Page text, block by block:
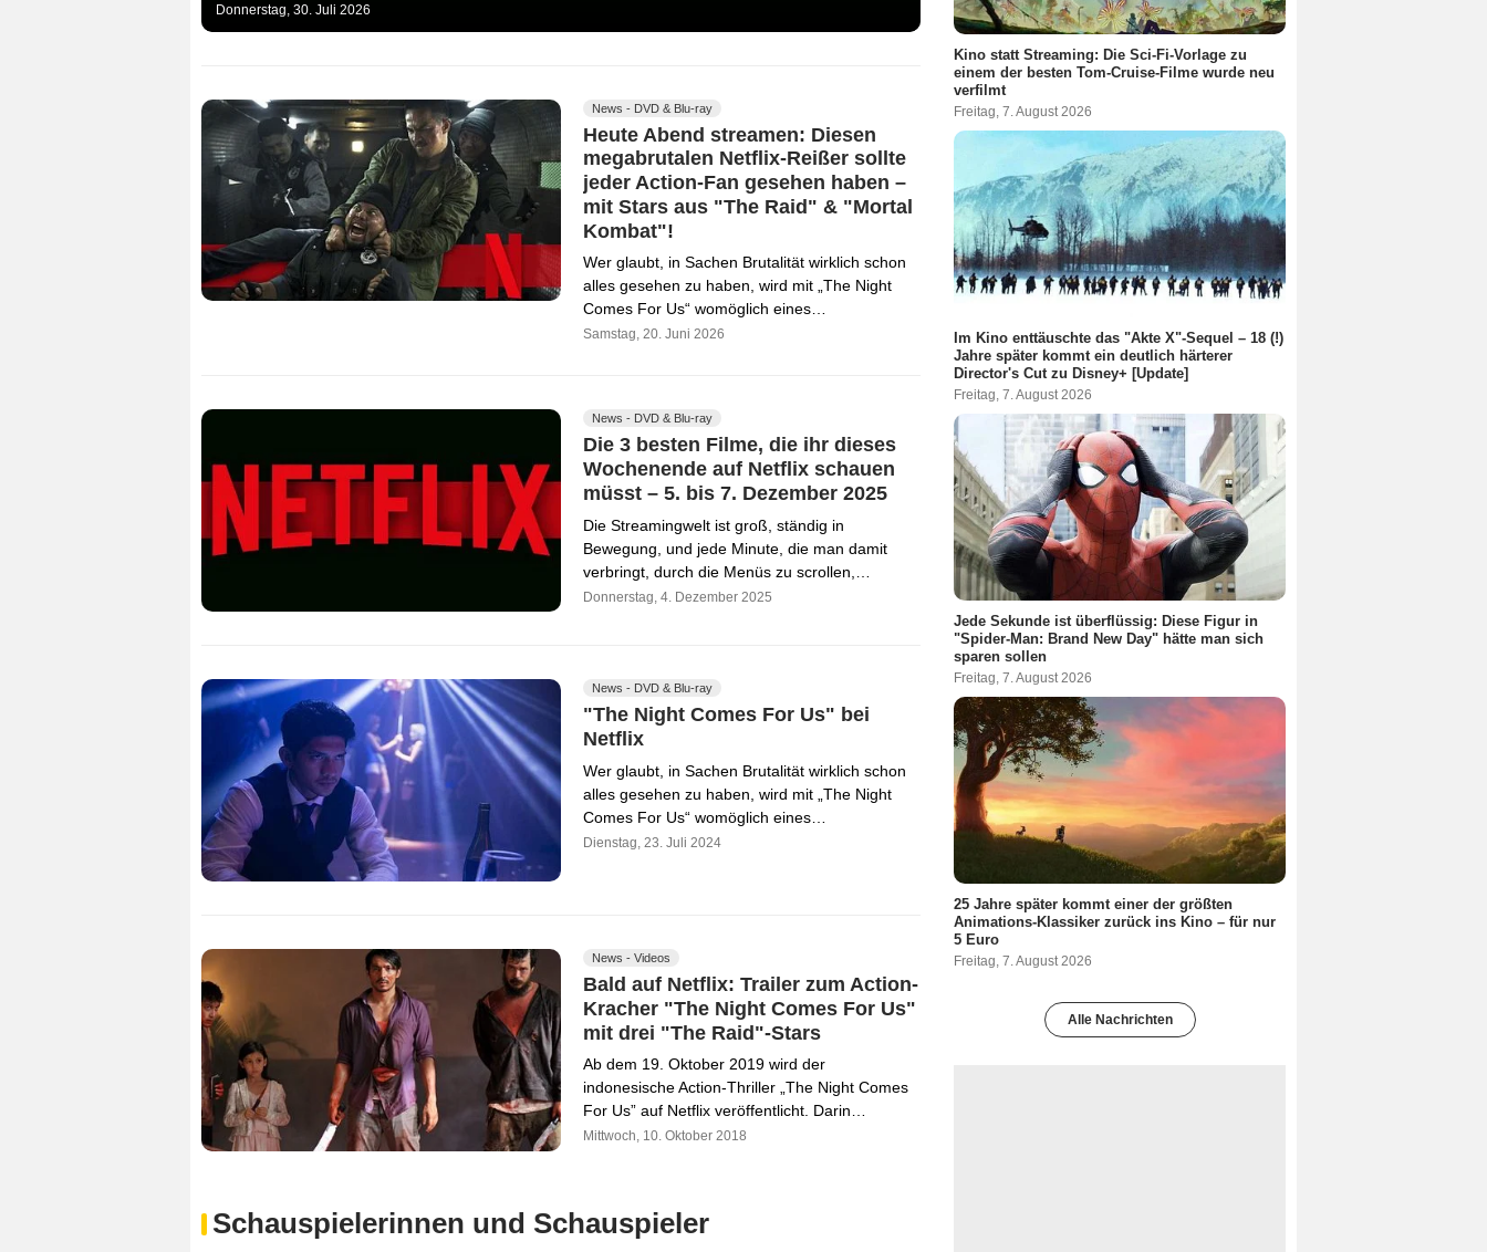
Donnerstag, 30. Juli 2026
News - DVD & Blu-ray
Heute Abend streamen: Diesen
megabrutalen Netflix-Reißer sollte
jeder Action-Fan gesehen haben –
mit Stars aus "The Raid" & "Mortal
Kombat"!
Wer glaubt, in Sachen Brutalität wirklich schon
alles gesehen zu haben, wird mit „The Night
Comes For Us“ womöglich eines…
Samstag, 20. Juni 2026
News - DVD & Blu-ray
Die 3 besten Filme, die ihr dieses
Wochenende auf Netflix schauen
müsst – 5. bis 7. Dezember 2025
Die Streamingwelt ist groß, ständig in
Bewegung, und jede Minute, die man damit
verbringt, durch die Menüs zu scrollen,…
Donnerstag, 4. Dezember 2025
News - DVD & Blu-ray
"The Night Comes For Us" bei
Netflix
Wer glaubt, in Sachen Brutalität wirklich schon
alles gesehen zu haben, wird mit „The Night
Comes For Us“ womöglich eines…
Dienstag, 23. Juli 2024
News - Videos
Bald auf Netflix: Trailer zum Action-
Kracher "The Night Comes For Us"
mit drei "The Raid"-Stars
Ab dem 19. Oktober 2019 wird der
indonesische Action-Thriller „The Night Comes
For Us” auf Netflix veröffentlicht. Darin…
Mittwoch, 10. Oktober 2018
Schauspielerinnen und Schauspieler
Kino statt Streaming: Die Sci-Fi-Vorlage zu
einem der besten Tom-Cruise-Filme wurde neu
verfilmt
Freitag, 7. August 2026
Im Kino enttäuschte das "Akte X"-Sequel – 18 (!)
Jahre später kommt ein deutlich härterer
Director's Cut zu Disney+ [Update]
Freitag, 7. August 2026
Jede Sekunde ist überflüssig: Diese Figur in
"Spider-Man: Brand New Day" hätte man sich
sparen sollen
Freitag, 7. August 2026
25 Jahre später kommt einer der größten
Animations-Klassiker zurück ins Kino – für nur
5 Euro
Freitag, 7. August 2026
Alle Nachrichten